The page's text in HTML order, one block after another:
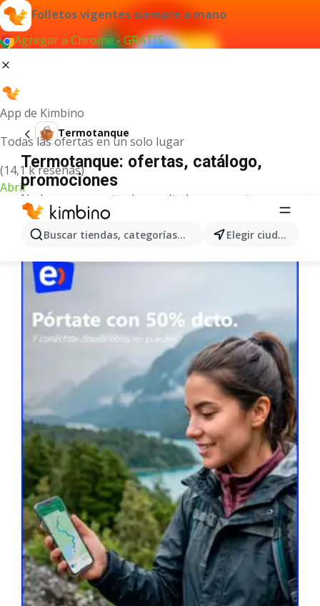
Folletos vigentes siempre a mano
Agregar a Chrome - GRATIS
App de Kimbino
Todas las ofertas en un solo lugar
(14,1 k reseñas)
Abrir
Buscar tiendas, categorías, productos... Elegir ciudad
Termotanque
Termotanque: ofertas, catálogo,
promociones
No hemos encontrado resultados para este
término.
Más ofertas en la categoría